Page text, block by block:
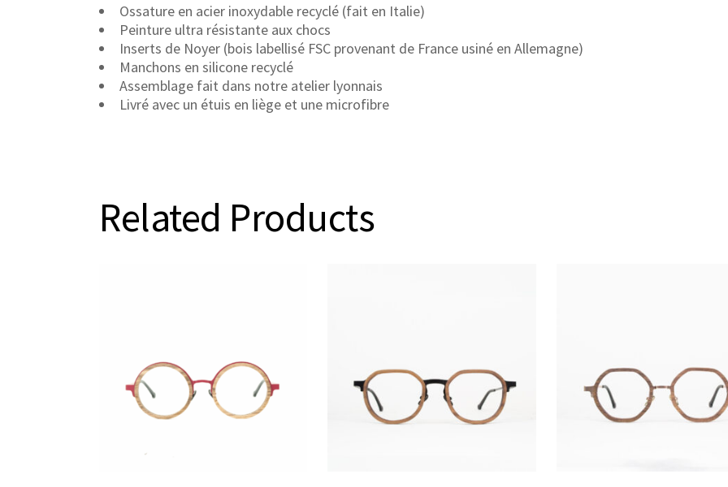
Ossature en acier inoxydable recyclé (fait en Italie)
Peinture ultra résistante aux chocs
Inserts de Noyer (bois labellisé FSC provenant de France usiné en Allemagne)
Manchons en silicone recyclé
Assemblage fait dans notre atelier lyonnais
Livré avec un étuis en liège et une microfibre
Related Products